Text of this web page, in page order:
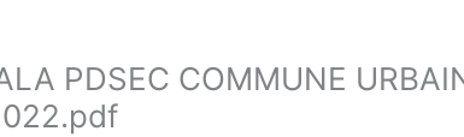
PDSEC COMMUNE